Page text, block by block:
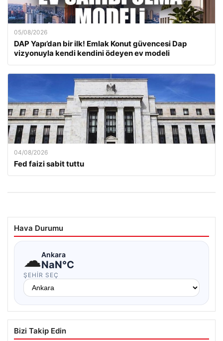
05/08/2026
DAP Yapı’dan bir ilk! Emlak Konut güvencesi Dap
vizyonuyla kendi kendini ödeyen ev modeli
04/08/2026
Fed faizi sabit tuttu
Hava Durumu
☁Ankara
NaN°C
ŞEHIR SEÇ
Bizi Takip Edin